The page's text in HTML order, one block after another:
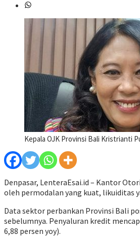
Kepala OJK Provinsi Bali Kristrianti
Denpasar, LenteraEsai.id – Kantor
oleh permodalan yang kuat, likuiditas
Data sektor perbankan Provinsi Bali
sebelumnya. Penyaluran kredit
6,88 persen yoy).